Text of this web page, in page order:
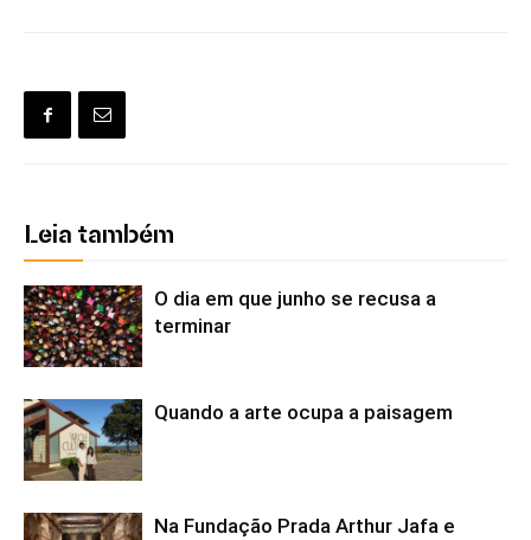
Leia também
O dia em que junho se recusa a
terminar
Quando a arte ocupa a paisagem
Na Fundação Prada Arthur Jafa e